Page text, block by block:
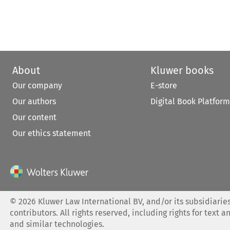
About
Our company
Our authors
Our content
Our ethics statement
Kluwer books
E-store
Digital Book Platform
©2026 Kluwer Law International BV, and/or its
contributors. All rights reserved, including rights for text
and similar technologies.